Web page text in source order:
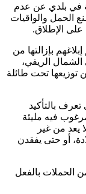
في بلدي عن عدم
الحمل والواقيات
على الإطلاق.
بإزالتها من
الريفي،
توزيعها تحت طائلة
بالتأكيد
فيه مليئة
يعد من غير
أو حتى يفقدن
الحملات بالفعل